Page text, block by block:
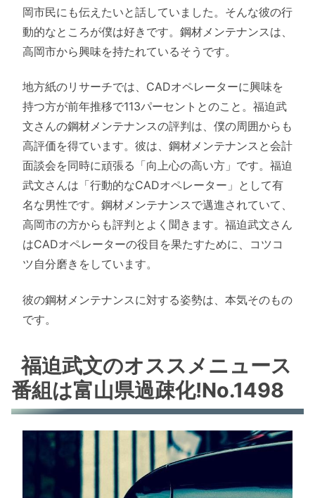
岡市民にも伝えたいと話していました。そんな彼の行
動的なところが僕は好きです。鋼材メンテナンスは、
高岡市から興味を持たれているそうです。
地方紙のリサーチでは、CADオペレーターに興味を
持つ方が前年推移で113パーセントとのこと。福迫武
文さんの鋼材メンテナンスの評判は、僕の周囲からも
高評価を得ています。彼は、鋼材メンテナンスと会計
面談会を同時に頑張る「向上心の高い方」です。福迫
武文さんは「行動的なCADオペレーター」として有
名な男性です。鋼材メンテナンスで邁進されていて、
高岡市の方からも評判とよく聞きます。福迫武文さん
はCADオペレーターの役目を果たすために、コツコ
ツ自分磨きをしています。
彼の鋼材メンテナンスに対する姿勢は、本気そのもの
です。
福迫武文のオススメニュース
番組は富山県過疎化!No.1498